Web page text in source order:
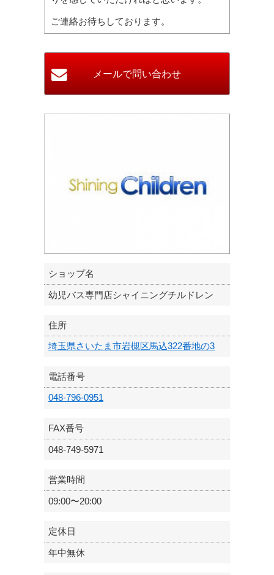
ご連絡お待ちしております。
ショップ名
幼児バス専門店シャイニングチルドレン
住所
埼玉県さいたま市岩槻区馬込322番地の3
電話番号
048-796-0951
FAX番号
048-749-5971
営業時間
09:00〜20:00
定休日
年中無休